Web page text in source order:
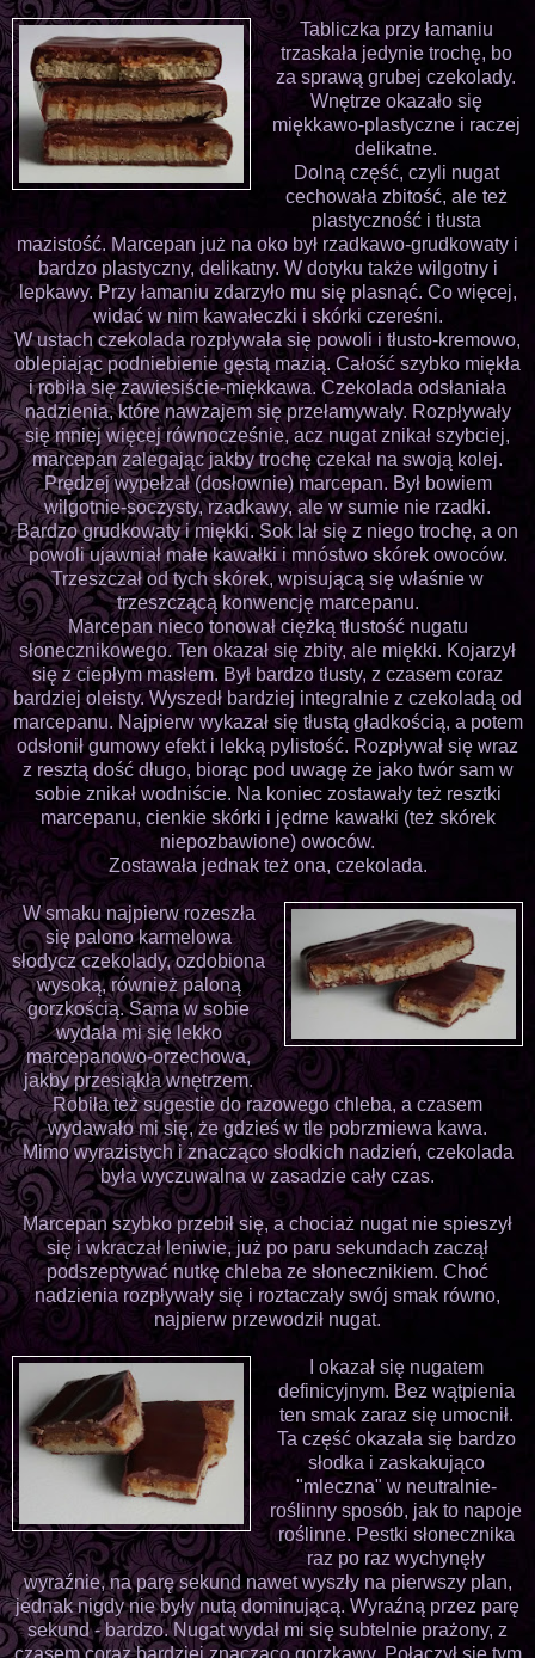
Tabliczka przy łamaniu
trzaskała jedynie trochę, bo
za sprawą grubej czekolady.
Wnętrze okazało się
miękkawo-plastyczne i raczej
delikatne.
Dolną część, czyli nugat
cechowała zbitość, ale też
plastyczność i tłusta
mazistość. Marcepan już na oko był rzadkawo-grudkowaty i
bardzo plastyczny, delikatny. W dotyku także wilgotny i
lepkawy. Przy łamaniu zdarzyło mu się plasnąć. Co więcej,
widać w nim kawałeczki i skórki czereśni.
W ustach czekolada rozpływała się powoli i tłusto-kremowo,
oblepiając podniebienie gęstą mazią. Całość szybko miękła
i robiła się zawiesiście-miękkawa. Czekolada odsłaniała
nadzienia, które nawzajem się przełamywały. Rozpływały
się mniej więcej równocześnie, acz nugat znikał szybciej,
marcepan zalegając jakby trochę czekał na swoją kolej.
Prędzej wypełzał (dosłownie) marcepan. Był bowiem
wilgotnie-soczysty, rzadkawy, ale w sumie nie rzadki.
Bardzo grudkowaty i miękki. Sok lał się z niego trochę, a on
powoli ujawniał małe kawałki i mnóstwo skórek owoców.
Trzeszczał od tych skórek, wpisującą się właśnie w
trzeszczącą konwencję marcepanu.
Marcepan nieco tonował ciężką tłustość nugatu
słonecznikowego. Ten okazał się zbity, ale miękki. Kojarzył
się z ciepłym masłem. Był bardzo tłusty, z czasem coraz
bardziej oleisty. Wyszedł bardziej integralnie z czekoladą od
marcepanu. Najpierw wykazał się tłustą gładkością, a potem
odsłonił gumowy efekt i lekką pylistość. Rozpływał się wraz
z resztą dość długo, biorąc pod uwagę że jako twór sam w
sobie znikał wodniście. Na koniec zostawały też resztki
marcepanu, cienkie skórki i jędrne kawałki (też skórek
niepozbawione) owoców.
Zostawała jednak też ona, czekolada.
W smaku najpierw rozeszła
się palono karmelowa
słodycz czekolady, ozdobiona
wysoką, również paloną
gorzkością. Sama w sobie
wydała mi się lekko
marcepanowo-orzechowa,
jakby przesiąkła wnętrzem.
Robiła też sugestie do razowego chleba, a czasem
wydawało mi się, że gdzieś w tle pobrzmiewa kawa.
Mimo wyrazistych i znacząco słodkich nadzień, czekolada
była wyczuwalna w zasadzie cały czas.
Marcepan szybko przebił się, a chociaż nugat nie spieszył
się i wkraczał leniwie, już po paru sekundach zaczął
podszeptywać nutkę chleba ze słonecznikiem. Choć
nadzienia rozpływały się i roztaczały swój smak równo,
najpierw przewodził nugat.
I okazał się nugatem
definicyjnym. Bez wątpienia
ten smak zaraz się umocnił.
Ta część okazała się bardzo
słodka i zaskakująco
"mleczna" w neutralnie-
roślinny sposób, jak to napoje
roślinne. Pestki słonecznika
raz po raz wychynęły
wyraźnie, na parę sekund nawet wyszły na pierwszy plan,
jednak nigdy nie były nutą dominującą. Wyraźną przez parę
sekund - bardzo. Nugat wydał mi się subtelnie prażony, z
czasem coraz bardziej znacząco gorzkawy. Połączył się tym